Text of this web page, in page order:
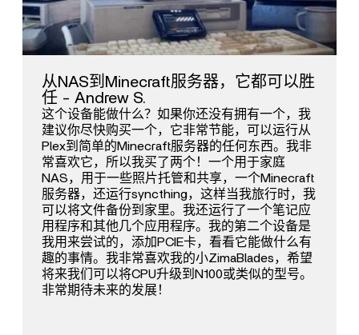
从NAS到Minecraft服务器，它都可以胜
任 - Andrew S.
这个设备能做什么？如果你还没有拥有一个，我
建议你尽快购买一个，它非常节能，可以运行从
Plex到简单的Minecraft服务器的任何东西。我非
常喜欢它，所以我买了两个！一个用于家庭
NAS，用于一些照片托管和共享，一个Minecraft
服务器，还运行syncthing，这样当我旅行时，我
可以将文件备份到家里。我还运行了一个笔记应
用程序和其他几个应用程序。我的第二个设备是
我用来尝试的，添加PCIE卡，看看它能做什么有
趣的事情。我非常喜欢我的小ZimaBlades，希望
将来我们可以将CPU升级到N100或类似的型号。
非常期待未来的发展！